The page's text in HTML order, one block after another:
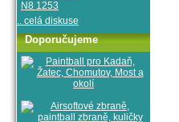
N8 1253
.. celá diskuse
Doporučujeme